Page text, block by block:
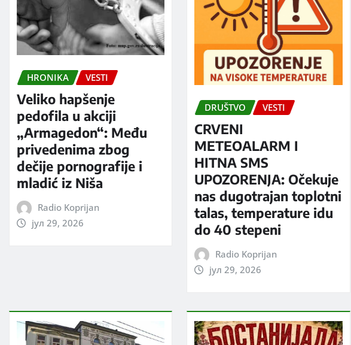
HRONIKA VESTI
Veliko hapšenje
pedofila u akciji
„Armagedon“: Među
privedenima zbog
dečije pornografije i
mladić iz Niša
Radio Koprijan
јул 29, 2026
DRUŠTVO VESTI
CRVENI
METEOALARM I
HITNA SMS
UPOZORENJA: Očekuje
nas dugotrajan toplotni
talas, temperature idu
do 40 stepeni
Radio Koprijan
јул 29, 2026